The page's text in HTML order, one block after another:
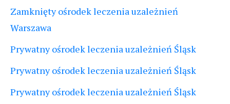
Zamknięty ośrodek leczenia uzależnień
Warszawa
Prywatny ośrodek leczenia uzależnień Śląsk
Prywatny ośrodek leczenia uzależnień Śląsk
Prywatny ośrodek leczenia uzależnień Śląsk